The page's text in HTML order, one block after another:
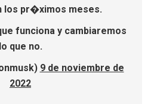
pr�ximos meses.
funciona y cambiaremos
lo que no.
9 de noviembre de
2022